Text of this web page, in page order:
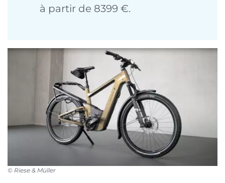
à partir de 8399 €.
© Riese & Müller